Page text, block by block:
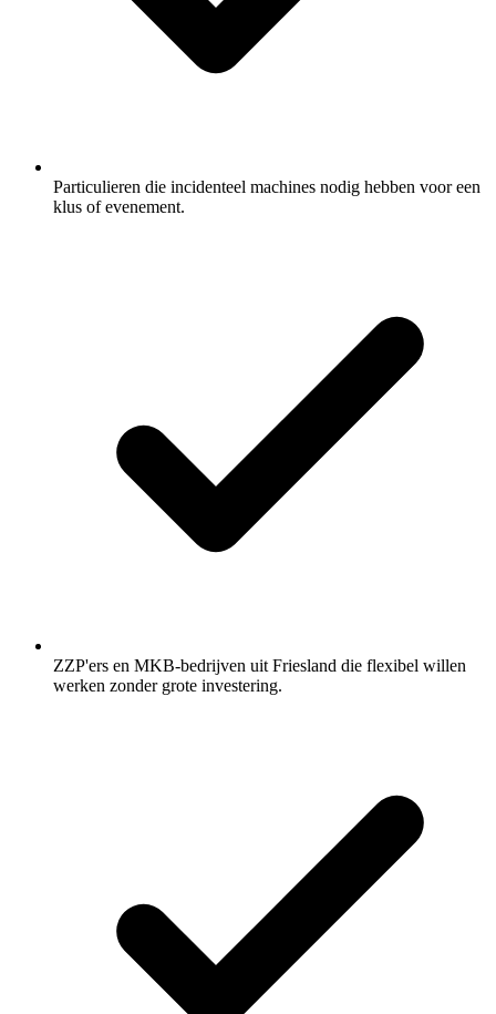
Particulieren die incidenteel machines nodig hebben voor een
klus of evenement.
ZZP'ers en MKB-bedrijven uit Friesland die flexibel willen
werken zonder grote investering.